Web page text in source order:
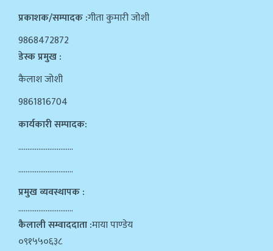
प्रकाशक/सम्पादक :गीता कुमारी जोशी
9868472872
डेस्क प्रमुख :
कैलाश जोशी
9861816704
कार्यकारी सम्पादक:
…………………………
…………………………
प्रमुख व्यवस्थापक :
…………………………
कैलाली सम्वाददाता :माया पाण्डेय
०९१५५०६३८